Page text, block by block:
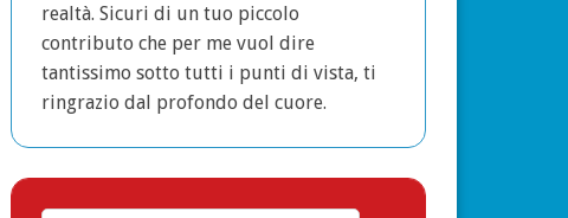
realtà. Sicuri di un tuo piccolo
contributo che per me vuol dire
tantissimo sotto tutti i punti di vista, ti
ringrazio dal profondo del cuore.